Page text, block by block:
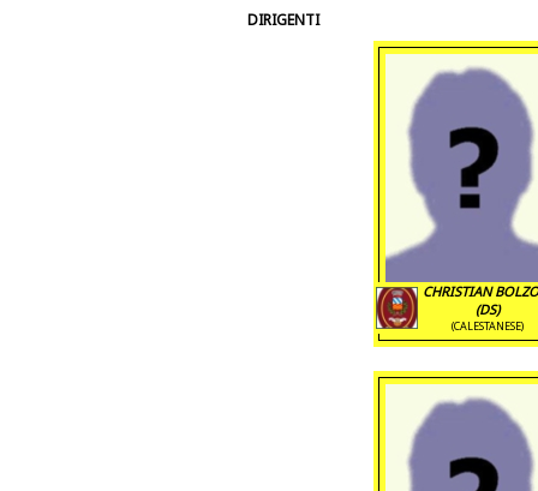
DIRIGENTI
CHRISTIAN
(DS)
(CALESTANESE)